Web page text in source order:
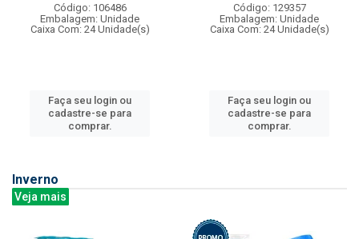
Código: 106486
Embalagem: Unidade
Caixa Com: 24 Unidade(s)
Faça seu login ou
cadastre-se para
comprar.
Código: 129357
Embalagem: Unidade
Caixa Com: 24 Unidade(s)
Faça seu login ou
cadastre-se para
comprar.
Inverno
Veja mais